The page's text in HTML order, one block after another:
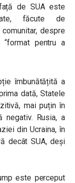
de SUA este
făcute de
despre
pentru a
îmbunătățită a
dată, Statele
mai puțin în
negativ. Rusia, a
din Ucraina, în
decât SUA, deși
este perceput